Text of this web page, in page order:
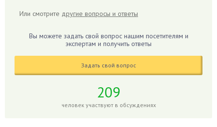
Гладиолусы
Голубика
Или смотрите другие вопросы и ответы
Вы можете задать свой вопрос нашим посетителям и
экспертам и получить ответы
Задать свой вопрос
209
человек участвуют в обсуждениях